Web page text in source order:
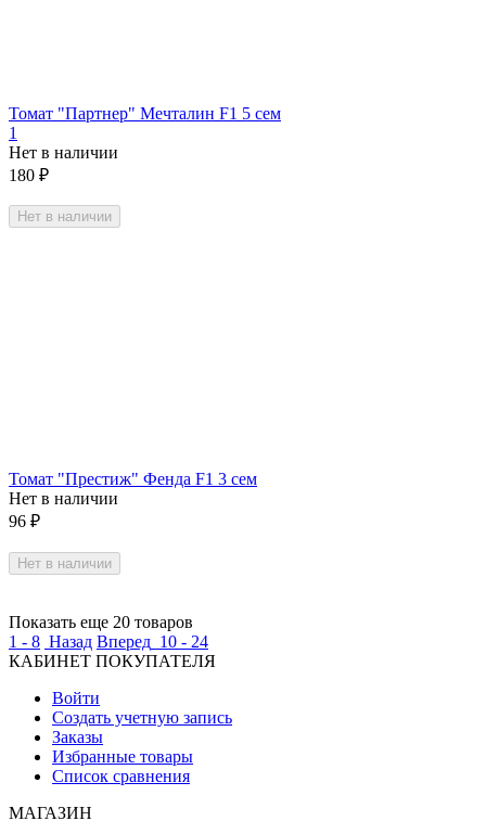
Томат "Партнер" Мечталин F1 5 сем
1
Нет в наличии
180 ₽
Нет в наличии
Томат "Престиж" Фенда F1 3 сем
Нет в наличии
96 ₽
Нет в наличии
Показать еще 20 товаров
1 - 8 Назад Вперед 10 - 24
КАБИНЕТ ПОКУПАТЕЛЯ
Войти
Создать учетную запись
Заказы
Избранные товары
Список сравнения
МАГАЗИН